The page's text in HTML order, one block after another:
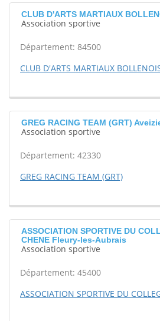
CLUB D'ARTS MARTIAUX
Association sportive
Département: 84500
CLUB D'ARTS MARTIAUX
GREG RACING TEAM (GRT)
Association sportive
Département: 42330
GREG RACING TEAM (GRT)
ASSOCIATION SPORTIVE DU
CHENE Fleury-les-Aubrais
Association sportive
Département: 45400
ASSOCIATION SPORTIVE DU